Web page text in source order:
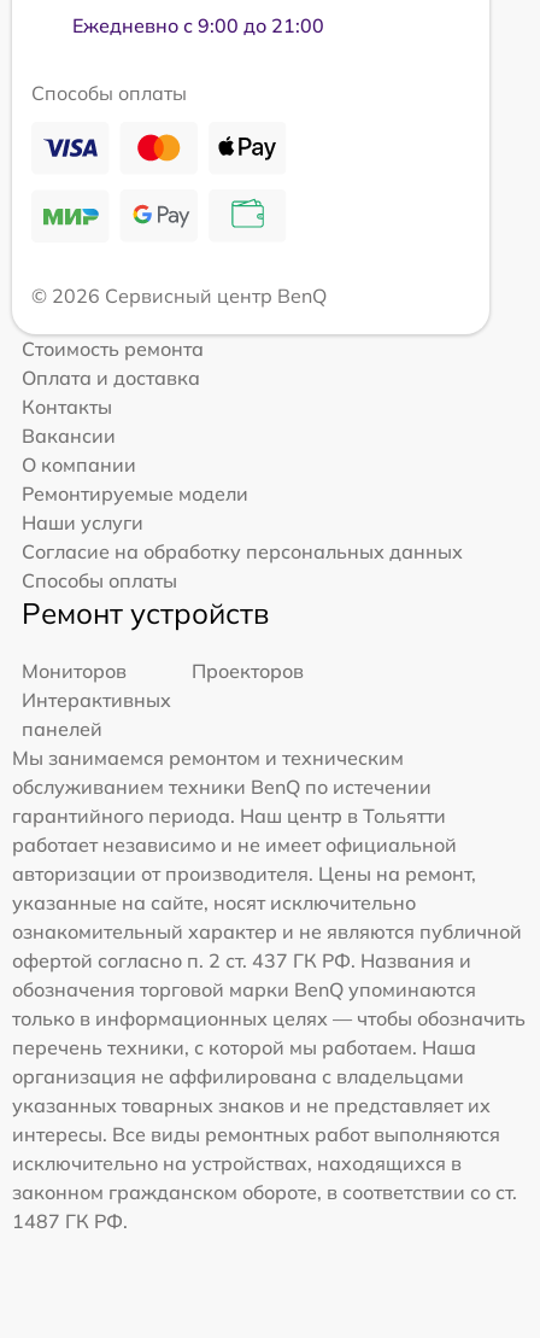
Ежедневно с 9:00 до 21:00
Способы оплаты
© 2026 Сервисный центр BenQ
Стоимость ремонта
Оплата и доставка
Контакты
Вакансии
О компании
Ремонтируемые модели
Наши услуги
Согласие на обработку персональных данных
Способы оплаты
Ремонт устройств
Мониторов
Проекторов
Интерактивных
панелей
Мы занимаемся ремонтом и техническим
обслуживанием техники BenQ по истечении
гарантийного периода. Наш центр в Тольятти
работает независимо и не имеет официальной
авторизации от производителя. Цены на ремонт,
указанные на сайте, носят исключительно
ознакомительный характер и не являются публичной
офертой согласно п. 2 ст. 437 ГК РФ. Названия и
обозначения торговой марки BenQ упоминаются
только в информационных целях — чтобы обозначить
перечень техники, с которой мы работаем. Наша
организация не аффилирована с владельцами
указанных товарных знаков и не представляет их
интересы. Все виды ремонтных работ выполняются
исключительно на устройствах, находящихся в
законном гражданском обороте, в соответствии со ст.
1487 ГК РФ.